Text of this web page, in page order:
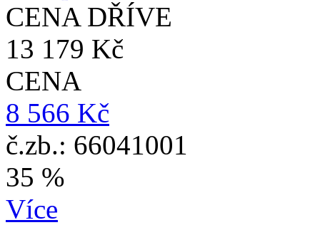
CENA DŘÍVE
13 179 Kč
CENA
8 566 Kč
č.zb.: 66041001
35 %
Více